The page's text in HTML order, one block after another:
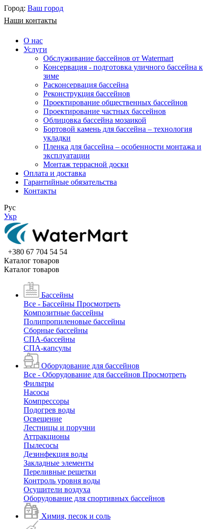
Город: Ваш город
Наши контакты
О нас
Услуги
Обслуживание бассейнов от Watermart
Консервация - подготовка уличного бассейна к
зиме
Расконсервация бассейна
Реконструкция бассейнов
Проектирование общественных бассейнов
Проектирование частных бассейнов
​Облицовка бассейна мозаикой
Бортовой камень для бассейна – технология
укладки
Пленка для бассейна – особенности монтажа и
эксплуатации
Монтаж террасной доски
Оплата и доставка
Гарантийные обязательства
Контакты
Рус
Укр
+380 67 704 54 54
Каталог товаров
Каталог товаров
Бассейны
Все - Бассейны Просмотреть
Композитные бассейны
Полипропиленовые бассейны
Сборные бассейны
СПА-бассейны
СПА-капсулы
Оборудование для бассейнов
Все - Оборудование для бассейнов Просмотреть
Фильтры
Насосы
Компрессоры
Подогрев воды
Освещение
Лестницы и поручни
Аттракционы
Пылесосы
Дезинфекция воды
Закладные элементы
Переливные решетки
Контроль уровня воды
Осушители воздуха
Оборудование для спортивных бассейнов
Химия, песок и соль